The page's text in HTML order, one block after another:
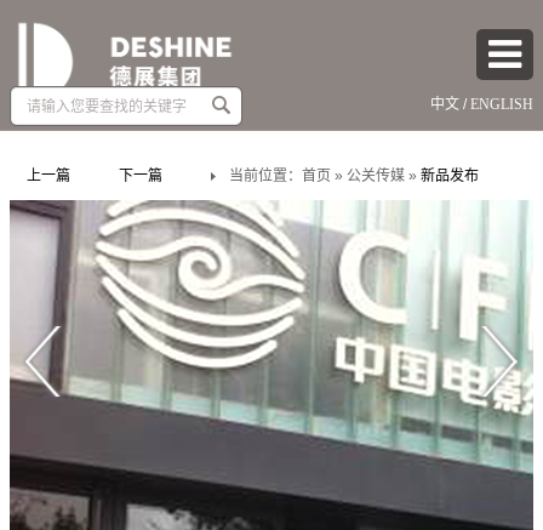
Amount
dollars)
中文 /ENGLISH
上一篇 下一篇 当前位置：首页 » 公关传媒 »新品发布